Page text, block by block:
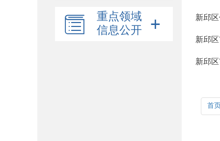
重点领域
信息公开
新邱
新邱
新邱
首